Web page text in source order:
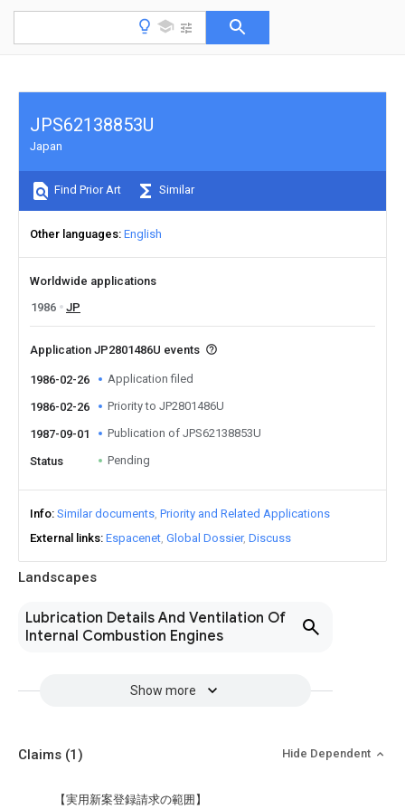
Landscapes
Lubrication Details And Ventilation Of
Internal Combustion Engines
Show more
JPS62138853U
Japan
Find Prior Art Similar
Other languages English
Worldwide applications
1986
JP
Application JP2801486U events
1986-02-26 Application filed
1986-02-26 Priority to JP2801486U
1987-09-01 Publication of JPS62138853U
Status Pending
Info Similar documents Priority and Related Applications
External links Espacenet Global Dossier Discuss
Claims (1) Hide Dependent
【実用新案登録請求の範囲】